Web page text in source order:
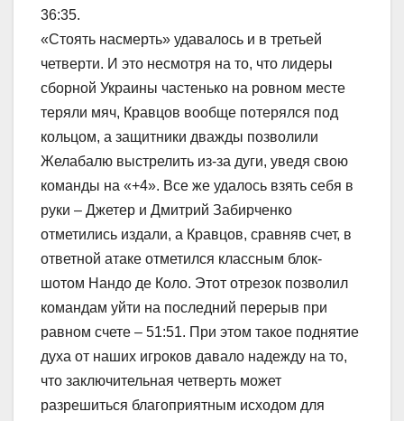
36:35.
«Стоять насмерть» удавалось и в третьей
четверти. И это несмотря на то, что лидеры
сборной Украины частенько на ровном месте
теряли мяч, Кравцов вообще потерялся под
кольцом, а защитники дважды позволили
Желабалю выстрелить из-за дуги, уведя свою
команды на «+4». Все же удалось взять себя в
руки – Джетер и Дмитрий Забирченко
отметились издали, а Кравцов, сравняв счет, в
ответной атаке отметился классным блок-
шотом Нандо де Коло. Этот отрезок позволил
командам уйти на последний перерыв при
равном счете – 51:51. При этом такое поднятие
духа от наших игроков давало надежду на то,
что заключительная четверть может
разрешиться благоприятным исходом для